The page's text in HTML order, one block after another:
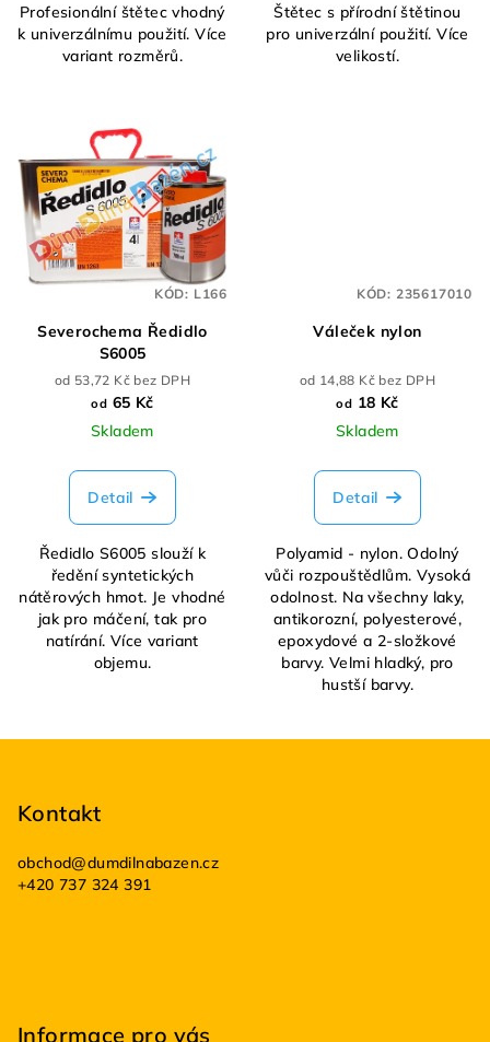
Profesionální štětec vhodný
k univerzálnímu použití. Více
variant rozměrů.
Štětec s přírodní štětinou
pro univerzální použití. Více
velikostí.
Severochema Ředidlo
S6005
od 53,72 Kč bez DPH
od 65 Kč
Skladem
Detail
Ředidlo S6005 slouží k
ředění syntetických
nátěrových hmot. Je vhodné
jak pro máčení, tak pro
natírání. Více variant
objemu.
KÓD: L166
Váleček nylon
od 14,88 Kč bez DPH
od 18 Kč
Skladem
Detail
Polyamid - nylon. Odolný
vůči rozpouštědlům. Vysoká
odolnost. Na všechny laky,
antikorozní, polyesterové,
epoxydové a 2-složkové
barvy. Velmi hladký, pro
hustší barvy.
KÓD: 235617010
Kontakt
obchod@dumdilnabazen.cz
+420 737 324 391
Informace pro vás